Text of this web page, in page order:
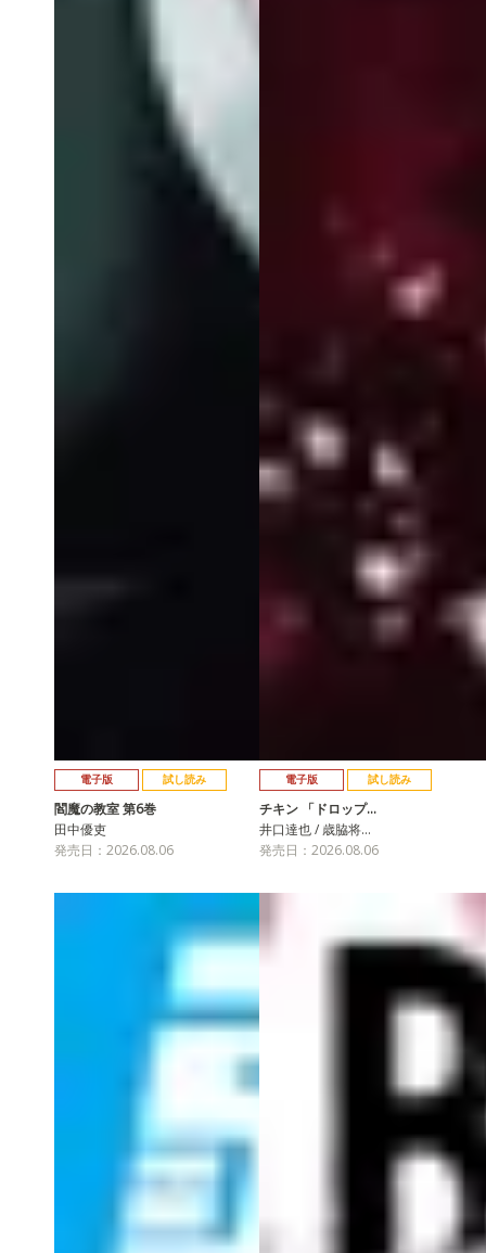
電子版 試し読み
閻魔の教室 第6巻
田中優吏
発売日：2026.08.06
電子版 試し読み
チキン 「ドロップ…
井口達也 / 歳脇将…
発売日：2026.08.06